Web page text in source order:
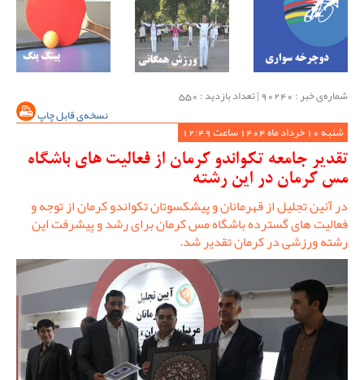
شماره‌ی خبر : ‌90240 | تعداد بازدید : 550
نسخه‌ی قابل چاپ
شنبه 10 خرداد ماه 1404 ساعت 12:49
تقدیر جامعه تکواندو کرمان از فعالیت های باشگاه
مس کرمان در این رشته
در آئین تجلیل از قهرمانان و پیشکسوتان تکواندو کرمان از توجه و
فعالیت های گسترده باشگاه مس کرمان برای رشد و پیشرفت این
رشته ورزشی در کرمان تقدیر شد.